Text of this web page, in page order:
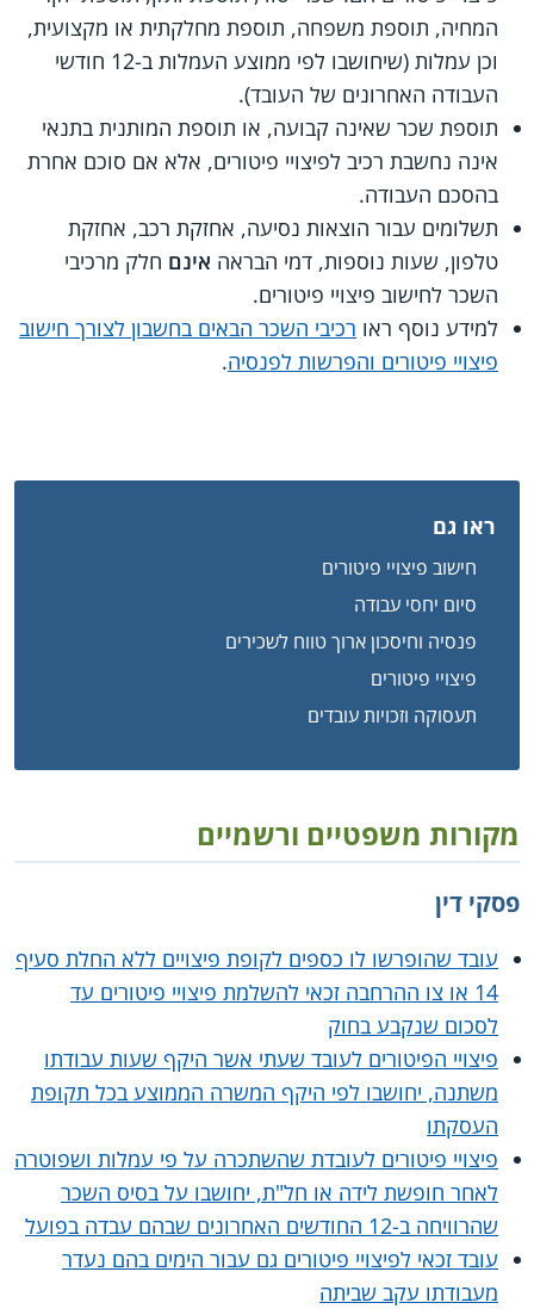
המחיה, תוספת משפחה, תוספת מחלקתית או מקצועית,
וכן עמלות (שיחושבו לפי ממוצע העמלות ב-12 חודשי
העבודה האחרונים של העובד).
תוספת שכר שאינה קבועה, או תוספת המותנית בתנאי
אינה נחשבת רכיב לפיצויי פיטורים, אלא אם סוכם אחרת
בהסכם העבודה.
תשלומים עבור הוצאות נסיעה, אחזקת רכב, אחזקת
טלפון, שעות נוספות, דמי הבראה אינם חלק מרכיבי
השכר לחישוב פיצויי פיטורים.
למידע נוסף ראו רכיבי השכר הבאים בחשבון לצורך חישוב
פיצויי פיטורים והפרשות לפנסיה.
ראו גם
חישוב פיצויי פיטורים
סיום יחסי עבודה
פנסיה וחיסכון ארוך טווח לשכירים
פיצויי פיטורים
תעסוקה וזכויות עובדים
מקורות משפטיים ורשמיים
פסקי דין
עובד שהופרשו לו כספים לקופת פיצויים ללא החלת סעיף
14 או צו ההרחבה זכאי להשלמת פיצויי פיטורים עד
לסכום שנקבע בחוק
פיצויי הפיטורים לעובד שעתי אשר היקף שעות עבודתו
משתנה, יחושבו לפי היקף המשרה הממוצע בכל תקופת
העסקתו
פיצויי פיטורים לעובדת שהשתכרה על פי עמלות ושפוטרה
לאחר חופשת לידה או חל"ת, יחושבו על בסיס השכר
שהרוויחה ב-12 החודשים האחרונים שבהם עבדה בפועל
עובד זכאי לפיצויי פיטורים גם עבור הימים בהם נעדר
מעבודתו עקב שביתה